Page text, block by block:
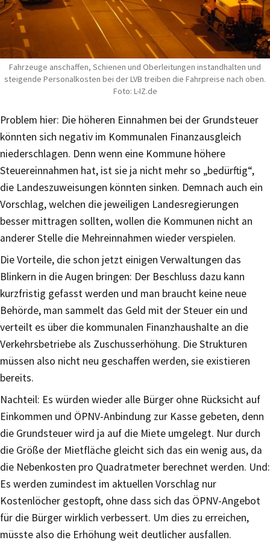
Fahrzeuge anschaffen, Schienen und Oberleitungen instandhalten und
steigende Personalkosten bei der LVB treiben die Fahrpreise nach oben.
Foto: L-IZ.de
Problem hier: Die höheren Einnahmen bei der Grundsteuer
könnten sich negativ im Kommunalen Finanzausgleich
niederschlagen. Denn wenn eine Kommune höhere
Steuereinnahmen hat, ist sie ja nicht mehr so „bedürftig“,
die Landeszuweisungen könnten sinken. Demnach auch ein
Vorschlag, welchen die jeweiligen Landesregierungen
besser mittragen sollten, wollen die Kommunen nicht an
anderer Stelle die Mehreinnahmen wieder verspielen.
Die Vorteile, die schon jetzt einigen Verwaltungen das
Blinkern in die Augen bringen: Der Beschluss dazu kann
kurzfristig gefasst werden und man braucht keine neue
Behörde, man sammelt das Geld mit der Steuer ein und
verteilt es über die kommunalen Finanzhaushalte an die
Verkehrsbetriebe als Zuschusserhöhung. Die Strukturen
müssen also nicht neu geschaffen werden, sie existieren
bereits.
Nachteil: Es würden wieder alle Bürger ohne Rücksicht auf
Einkommen und ÖPNV-Anbindung zur Kasse gebeten, denn
die Grundsteuer wird ja auf die Miete umgelegt. Nur durch
die Größe der Mietfläche gleicht sich das ein wenig aus, da
die Nebenkosten pro Quadratmeter berechnet werden. Und:
Es werden zumindest im aktuellen Vorschlag nur
Kostenlöcher gestopft, ohne dass sich das ÖPNV-Angebot
für die Bürger wirklich verbessert. Um dies zu erreichen,
müsste also die Erhöhung weit deutlicher ausfallen.